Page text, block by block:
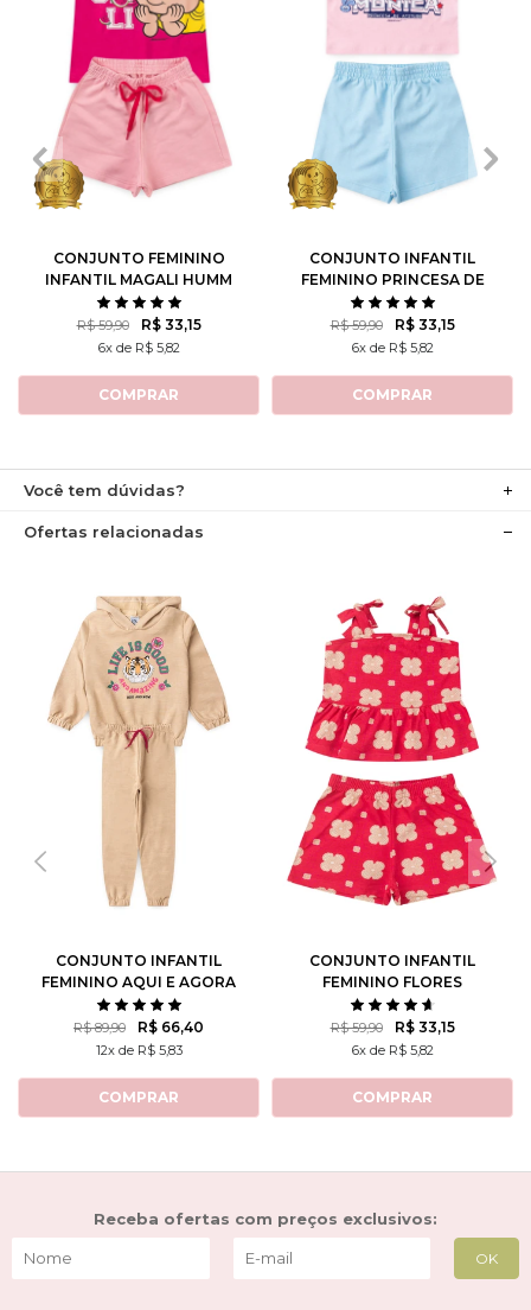
1 6
CONJUNTO FEMININO
INFANTIL MAGALI HUMM
AMO MELANCIA- TURMA
DA MÔNICA
R$ 59,90 R$ 33,15
6x de R$ 5,82
COMPRAR
1 6
10
CONJUNTO INFANTIL
FEMININO PRINCESA DE
ATITUDE - TURMA DA
MÔNICA
R$ 59,90 R$ 33,15
6x de R$ 5,82
COMPRAR
Você tem dúvidas?
Ofertas relacionadas
CONJUNTO INFANTIL
FEMININO AQUI E AGORA
R$ 89,90 R$ 66,40
12x de R$ 5,83
COMPRAR
CONJUNTO INFANTIL
FEMININO FLORES
ROTATIVAS
R$ 59,90 R$ 33,15
6x de R$ 5,82
COMPRAR
Receba ofertas com preços exclusivos: